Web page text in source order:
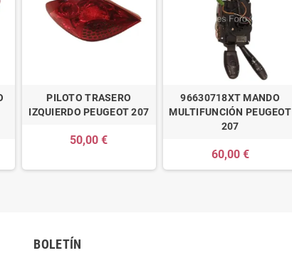
PILOTO TRASERO
IZQUIERDO PEUGEOT 207
50,00 €
96630718XT MANDO
MULTIFUNCIÓN PEUGEOT
207
60,00 €
BOLETÍN